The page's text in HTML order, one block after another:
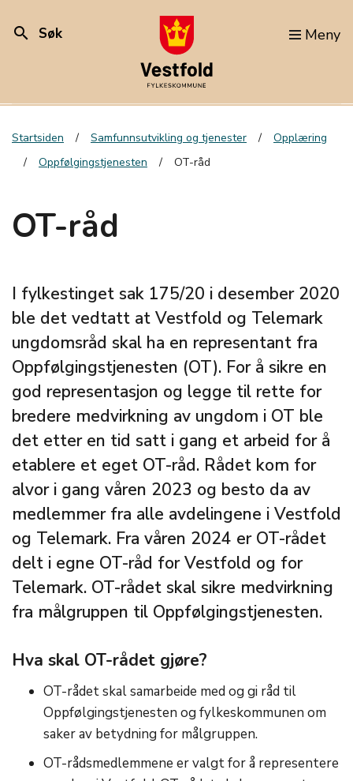
search Søk Meny
Startsiden Samfunnsutvikling og tjenester
Opplæring
Oppfølgingstjenesten
OT-råd
OT-råd
I fylkestinget sak 175/20 i desember 2020
ble det vedtatt at Vestfold og Telemark
ungdomsråd skal ha en representant fra
Oppfølgingstjenesten (OT). For å sikre en
god representasjon og legge til rette for
bredere medvirkning av ungdom i OT ble
det etter en tid satt i gang et arbeid for å
etablere et eget OT-råd. Rådet kom for
alvor i gang våren 2023 og besto da av
medlemmer fra alle avdelingene i Vestfold
og Telemark. Fra våren 2024 er OT-rådet
delt i egne OT-råd for Vestfold og for
Telemark. OT-rådet skal sikre medvirkning
fra målgruppen til Oppfølgingstjenesten.
Hva skal OT-rådet gjøre?
OT-rådet skal samarbeide med og gi råd til
Oppfølgingstjenesten og fylkeskommunen om
saker av betydning for målgruppen.
OT-rådsmedlemmene er valgt for å representere